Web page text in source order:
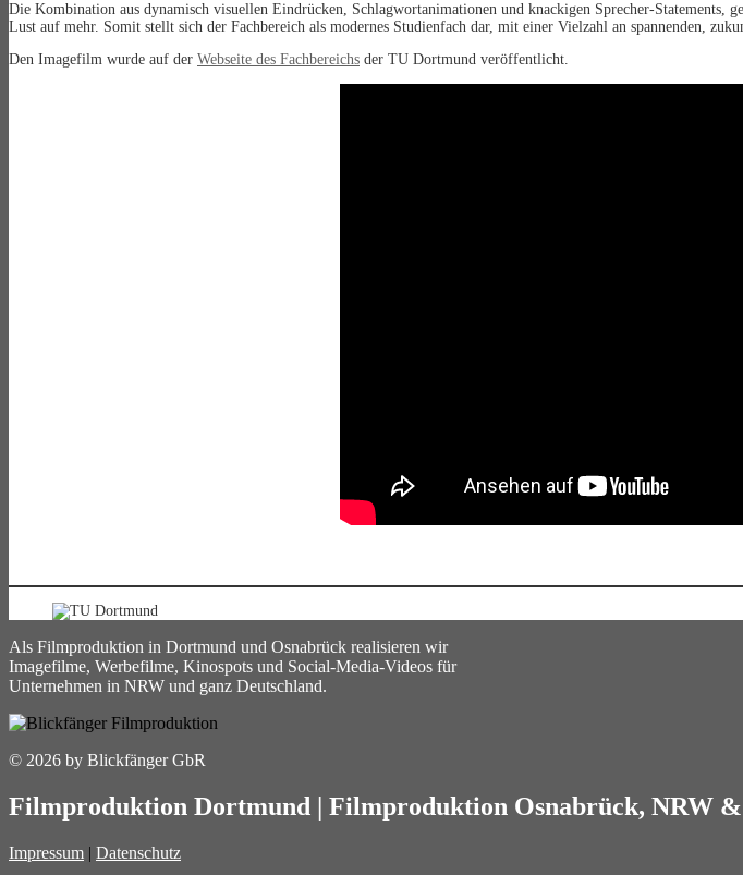
Die Kombination aus dynamisch visuellen Eindrücken, Schlagwortanimationen und knackigen Sprecher-
Lust auf mehr. Somit stellt sich der Fachbereich als modernes Studienfach dar, mit einer Vielzahl an spannenden,
Den Imagefilm wurde auf der Webseite des Fachbereichs der TU Dortmund veröffentlicht.
Als Filmproduktion in Dortmund und Osnabrück realisieren wir
Imagefilme, Werbefilme, Kinospots und Social-Media-Videos für
Unternehmen in NRW und ganz Deutschland.
© 2026 by Blickfänger GbR
Filmproduktion Dortmund Filmproduktion Osnabrück, NRW
Impressum | Datenschutz